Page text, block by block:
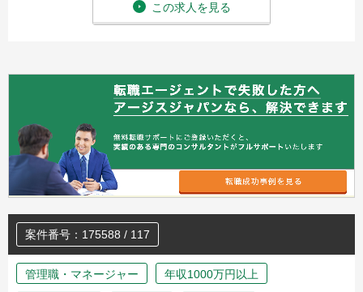
この求人を見る
案件番号：175588 / 117
管理職・マネージャー 年収1000万円以上